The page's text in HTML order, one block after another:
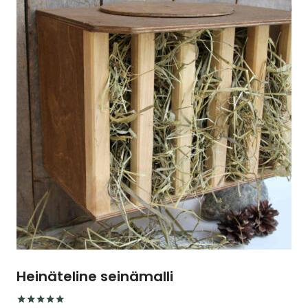
useampi
muunnelma.
Voit
tehdä
valinnat
tuotteen
sivulla.
Heinäteline seinämalli